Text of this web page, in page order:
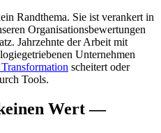
Randthema. Sie ist verankert in
Organisationsbewertungen
Jahrzehnte der Arbeit mit
Unternehmen
scheitert oder
Tools.
Wert —